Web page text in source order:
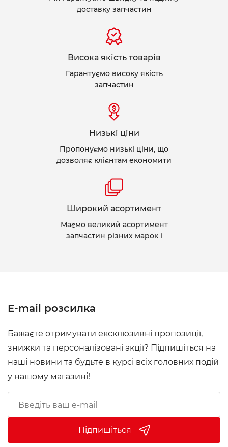
доставку запчастин
Висока якість товарів
Гарантуємо високу якість
запчастин
Низькі ціни
Пропонуємо низькі ціни, що
дозволяє клієнтам економити
Широкий асортимент
Маємо великий асортимент
запчастин різних марок і
E-mail розсилка
Бажаєте отримувати ексклюзивні пропозиції,
знижки та персоналізовані акції? Підпишіться на
наші новини та будьте в курсі всіх головних подій
у нашому магазині!
Підпишіться